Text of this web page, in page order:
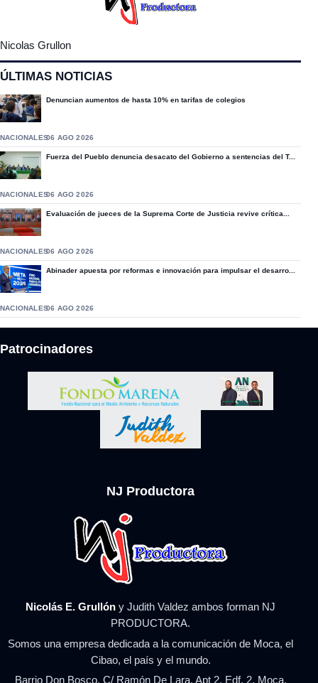
Nicolas Grullon
ÚLTIMAS NOTICIAS
Denuncian aumentos de hasta 10% en tarifas de colegios
NACIONALES06 AGO 2026
Fuerza del Pueblo denuncia desacato del Gobierno a sentencias del T...
NACIONALES06 AGO 2026
Evaluación de jueces de la Suprema Corte de Justicia revive crítica...
NACIONALES06 AGO 2026
Abinader apuesta por reformas e innovación para impulsar el desarro...
NACIONALES06 AGO 2026
Patrocinadores
NJ Productora
Nicolás E. Grullón y Judith Valdez ambos forman NJ
PRODUCTORA.
Somos una empresa dedicada a la comunicación de Moca, el
Cibao, el país y el mundo.
Barrio Don Bosco, C/ Ramón De Lara, Apt 2, Edf. 2, Moca.